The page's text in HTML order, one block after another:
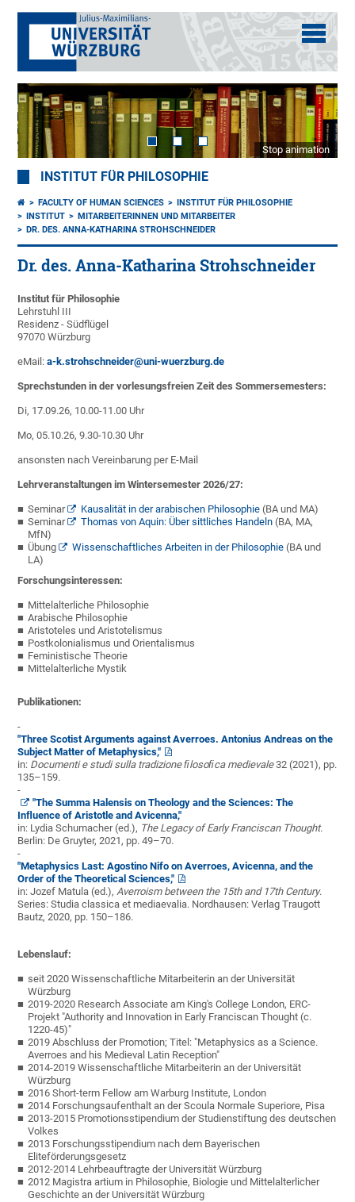
Stop animation
INSTITUT FÜR PHILOSOPHIE
FACULTY OF HUMAN SCIENCES
INSTITUT FÜR PHILOSOPHIE
INSTITUT
MITARBEITERINNEN UND MITARBEITER
DR. DES. ANNA-KATHARINA STROHSCHNEIDER
Dr. des. Anna-Katharina Strohschneider
Institut für Philosophie
Lehrstuhl III
Residenz - Südflügel
97070 Würzburg
eMail:a-k.strohschneider@uni-wuerzburg.de
Sprechstunden in der vorlesungsfreien Zeit des Sommersemesters:
Di, 17.09.26, 10.00-11.00 Uhr
Mo, 05.10.26, 9.30-10.30 Uhr
ansonsten nach Vereinbarung per E-Mail
Lehrveranstaltungen im Wintersemester 2026/27:
Seminar Kausalität in der arabischen Philosophie (BA und MA)
Seminar
Thomas von Aquin: Über sittliches Handeln (BA, MA,
MfN)
Übung
Wissenschaftliches Arbeiten in der Philosophie (BA und
LA)
Forschungsinteressen:
Mittelalterliche Philosophie
Arabische Philosophie
Aristoteles und Aristotelismus
Postkolonialismus und Orientalismus
Feministische Theorie
Mittelalterliche Mystik
Publikationen:
-
"Three Scotist Arguments against Averroes. Antonius Andreas on the
Subject Matter of Metaphysics,"
in: Documenti e studi sulla tradizione ﬁlosoﬁca medievale32 (2021), pp.
135–159.
-
"The Summa Halensis on Theology and the Sciences: The
Inﬂuence of Aristotle and Avicenna,"
in: Lydia Schumacher (ed.), The Legacy of Early Franciscan Thought.
Berlin: De Gruyter, 2021, pp. 49–70.
-
"Metaphysics Last: Agostino Nifo on Averroes, Avicenna, and the
Order of the Theoretical Sciences,"
in: Jozef Matula (ed.),Averroism between the 15th and 17th Century.
Series: Studia classica et mediaevalia. Nordhausen: Verlag Traugott
Bautz, 2020, pp. 150–186.
Lebenslauf:
seit 2020 Wissenschaftliche Mitarbeiterin an der Universität
Würzburg
2019-2020 Research Associate am King's College London, ERC-
Projekt "Authority and Innovation in Early Franciscan Thought (c.
1220-45)"
2019 Abschluss der Promotion;Titel: "Metaphysics as a Science.
Averroes and his Medieval Latin Reception"
2014-2019 Wissenschaftliche Mitarbeiterin an der Universität
Würzburg
2016 Short-term Fellow am Warburg Institute, London
2014 Forschungsaufenthalt an der Scoula Normale Superiore, Pisa
2013-2015 Promotionsstipendium der Studienstiftung des deutschen
Volkes
2013 Forschungsstipendium nach dem Bayerischen
Eliteförderungsgesetz
2012-2014 Lehrbeauftragte der Universität Würzburg
2012 Magistra artium in Philosophie, Biologie und Mittelalterlicher
Geschichte an der Universität Würzburg